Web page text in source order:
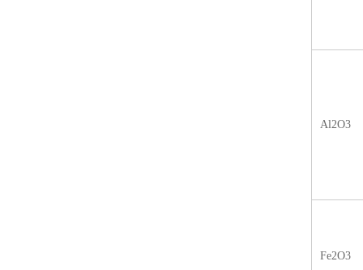
Al2O3
Fe2O3